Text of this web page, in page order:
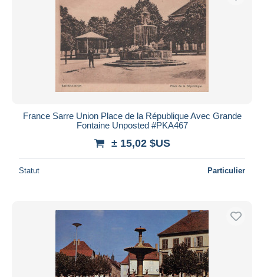
France Sarre Union Place de la République Avec Grande
Fontaine Unposted #PKA467
± 15,02 $US
Statut Particulier